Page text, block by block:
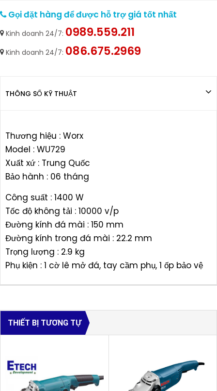
Gọi đặt hàng để được hỗ trợ giá tốt nhất
Kinh doanh 24/7: 0989.559.211
Kinh doanh 24/7: 086.675.2969
THÔNG SỐ KỸ THUẬT
Thương hiệu : Worx
Model : WU729
Xuất xứ : Trung Quốc
Bảo hành : 06 tháng
Công suất : 1400 W
Tốc độ không tải : 10000 v/p
Đường kính đá mài : 150 mm
Đường kính trong đá mài : 22.2 mm
Trọng lượng : 2.9 kg
Phụ kiện : 1 cờ lê mở đá, tay cầm phụ, 1 ốp bảo vệ
THIẾT BỊ TƯƠNG TỰ